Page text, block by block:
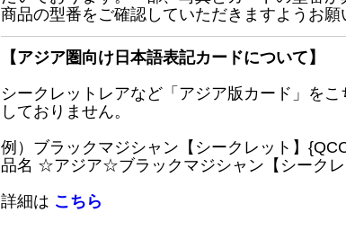
商品の型番をご確認していただきますようお願
【アジア圏向け日本語表記カードについて】
シークレットレアなど「アジア版カード」を
しておりません。
例）ブラックマジシャン【シークレット】
品名 ☆アジア☆ブラックマジシャン【シークレ
詳細は こちら